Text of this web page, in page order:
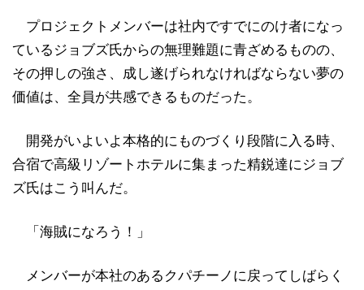
プロジェクトメンバーは社内ですでにのけ者になっ
ているジョブズ氏からの無理難題に青ざめるものの、
その押しの強さ、成し遂げられなければならない夢の
価値は、全員が共感できるものだった。
開発がいよいよ本格的にものづくり段階に入る時、
合宿で高級リゾートホテルに集まった精鋭達にジョブ
ズ氏はこう叫んだ。
「海賊になろう！」
メンバーが本社のあるクパチーノに戻ってしばらく